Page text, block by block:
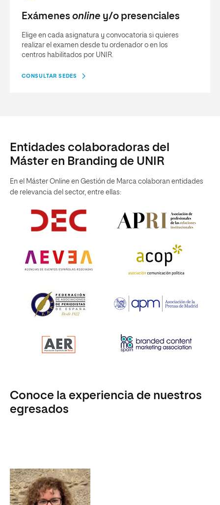
Exámenes online y/o presenciales
Elige en cada asignatura y convocatoria si quieres
realizar el examen desde tu ordenador o en los
centros habilitados por UNIR.
CONSULTAR SEDES
Entidades colaboradoras del
Máster en Branding de UNIR
En el Máster Online en Gestión de Marca colaboran entidades
de relevancia del sector, entre ellas:
Conoce la experiencia de nuestros
egresados